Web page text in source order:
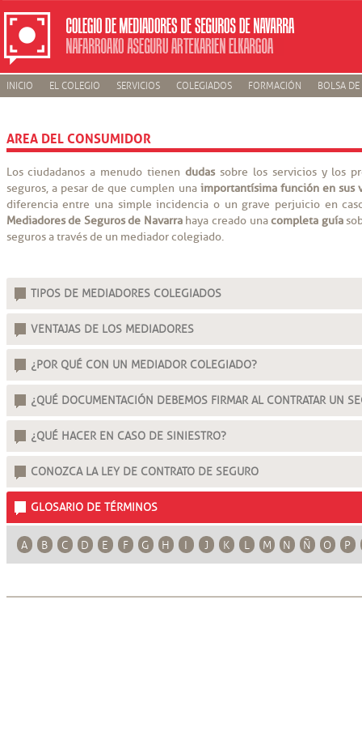
INICIO EL COLEGIO SERVICIOS COLEGIADOS FORMACIÓN BOLSA
AREA DEL CONSUMIDOR
Los ciudadanos a menudo tienen dudassobre los servicios y los
seguros, a pesar de que cumplen una importantísima función en sus
diferencia entre una simple incidencia o un grave perjuicio en
Mediadores de Seguros de Navarrahaya creado unacompleta guía
seguros a través de un mediador colegiado.
TIPOS DE MEDIADORES COLEGIADOS
VENTAJAS DE LOS MEDIADORES
¿POR QUÉ CON UN MEDIADOR COLEGIADO?
¿QUÉ DOCUMENTACIÓN DEBEMOS FIRMAR AL CONTRATAR UN
¿QUÉ HACER EN CASO DE SINIESTRO?
CONOZCA LA LEY DE CONTRATO DE SEGURO
GLOSARIO DE TÉRMINOS
A B C D E F G H I J K L M N Ñ O P